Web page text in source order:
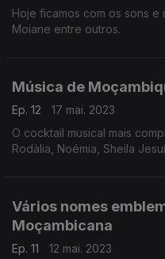
Hoje ficamos com os sons e
Moiane entre outros.
Música de
Ep. 12
17 mai. 2023
O cocktail musical mais
Rodàlia, Noémia, Sheila
Vários nomes
Moçambicana
Ep. 11
12 mai. 2023